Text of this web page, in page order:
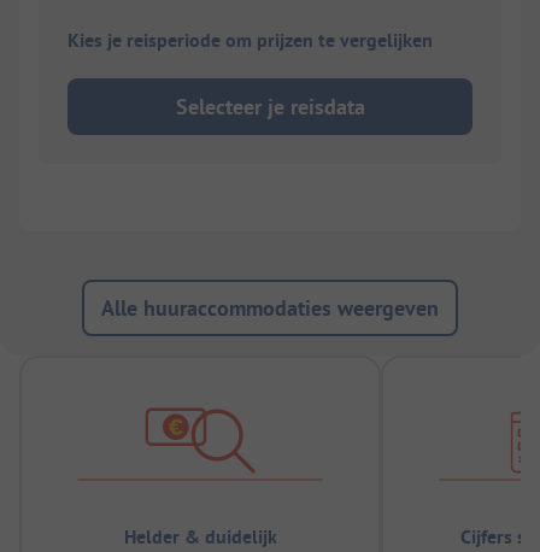
Kies je reisperiode om prijzen te vergelijken
Selecteer je reisdata
Alle huuraccommodaties weergeven
Helder & duidelijk Cijfers